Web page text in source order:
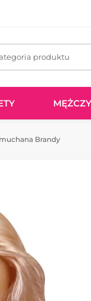
produktu
Brandy